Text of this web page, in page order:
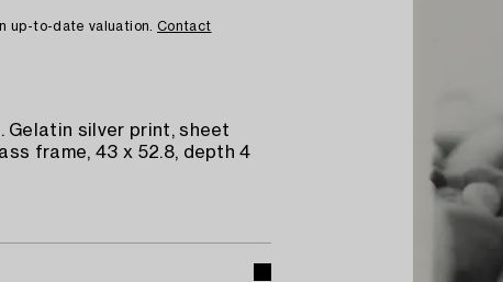
up-to-date valuation. Contact
Gelatin silver print, sheet
frame, 43 x 52.8, depth 4